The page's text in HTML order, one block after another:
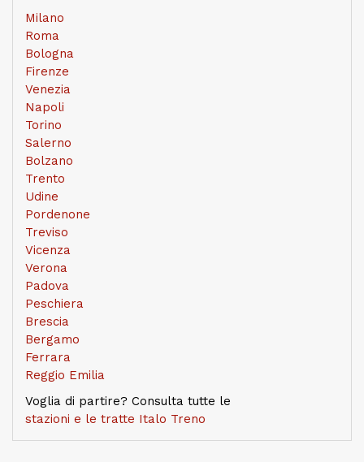
Milano
Roma
Bologna
Firenze
Venezia
Napoli
Torino
Salerno
Bolzano
Trento
Udine
Pordenone
Treviso
Vicenza
Verona
Padova
Peschiera
Brescia
Bergamo
Ferrara
Reggio Emilia
Voglia di partire? Consulta tutte le
stazioni e le tratte Italo Treno